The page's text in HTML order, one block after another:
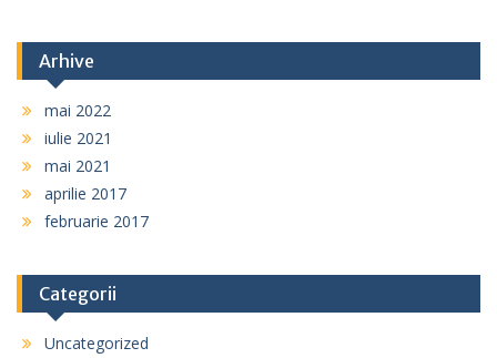
Arhive
mai 2022
iulie 2021
mai 2021
aprilie 2017
februarie 2017
Categorii
Uncategorized